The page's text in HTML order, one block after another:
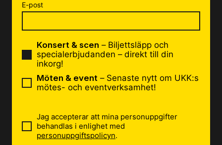
E-post
Konsert & scen – Biljettsläpp och
specialerbjudanden – direkt till din
inkorg!
Möten & event – Senaste nytt om UKK:s
mötes- och eventverksamhet!
Jag accepterar att mina personuppgifter
behandlas i enlighet med
personuppgiftspolicyn.